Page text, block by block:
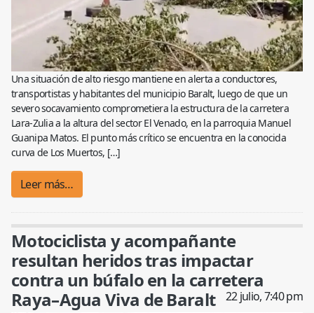
Una situación de alto riesgo mantiene en alerta a conductores,
transportistas y habitantes del municipio Baralt, luego de que un
severo socavamiento comprometiera la estructura de la carretera
Lara-Zulia a la altura del sector El Venado, en la parroquia Manuel
Guanipa Matos. El punto más crítico se encuentra en la conocida
curva de Los Muertos, […]
Leer más…
Motociclista y acompañante
resultan heridos tras impactar
contra un búfalo en la carretera
Raya–Agua Viva de Baralt
22 julio, 7:40 pm